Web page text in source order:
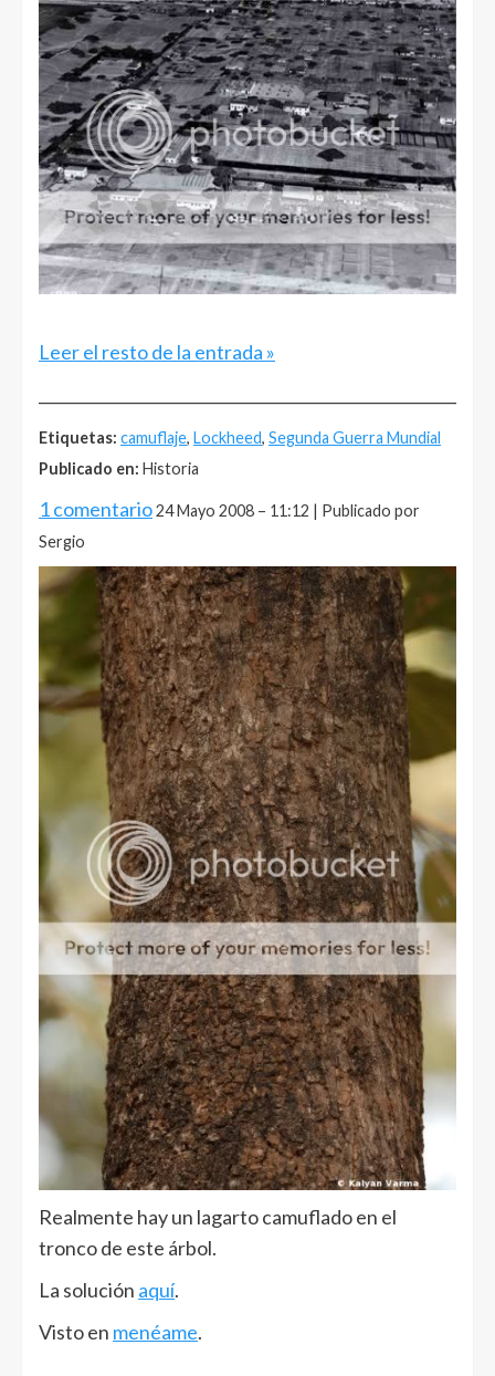
Leer el resto de la entrada »
Etiquetas: camuflaje, Lockheed, Segunda Guerra Mundial
Publicado en: Historia
1 comentario24 Mayo 2008 – 11:12 | Publicado por
Sergio
Realmente hay un lagarto camuflado en el
tronco de este árbol.
La solución aquí.
Visto en menéame.